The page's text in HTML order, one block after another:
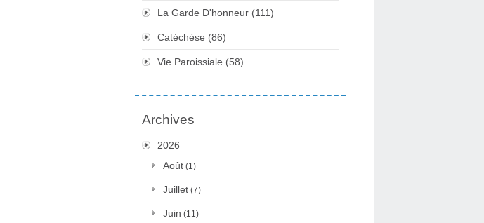
La Garde D'honneur (111)
Catéchèse (86)
Vie Paroissiale (58)
Archives
2026
Août (1)
Juillet (7)
Juin (11)